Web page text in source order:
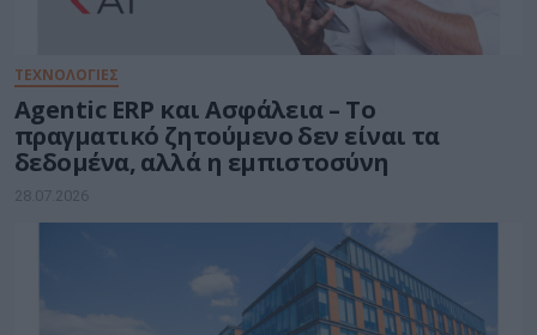
ΤΕΧΝΟΛΟΓΙΕΣ
Agentic ERP και Ασφάλεια – Το
πραγματικό ζητούμενο δεν είναι τα
δεδομένα, αλλά η εμπιστοσύνη
28.07.2026